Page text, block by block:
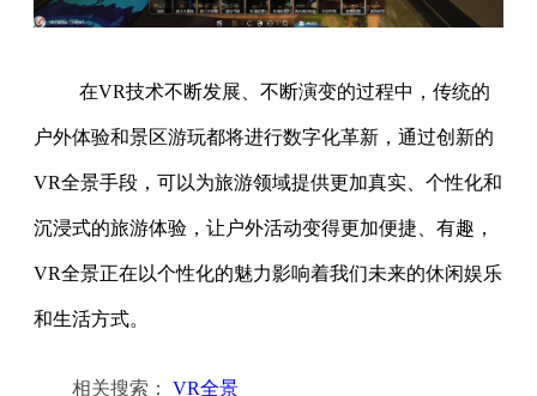
在VR技术不断发展、不断演变的过程中，传统的
户外体验和景区游玩都将进行数字化革新，通过创新的
VR全景手段，可以为旅游领域提供更加真实、个性化和
沉浸式的旅游体验，让户外活动变得更加便捷、有趣，
VR全景正在以个性化的魅力影响着我们未来的休闲娱乐
和生活方式。
相关搜索： VR全景